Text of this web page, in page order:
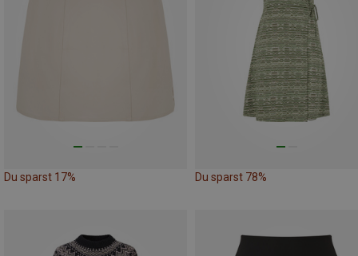
Du sparst 17% Du sparst 78%